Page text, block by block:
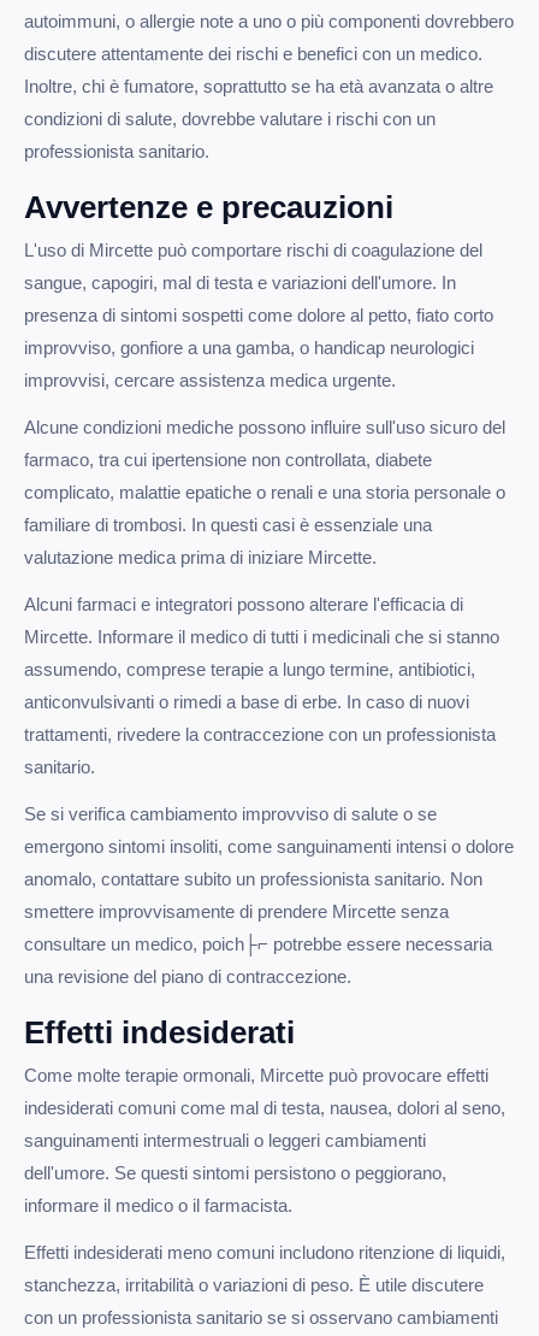
autoimmuni, o allergie note a uno o più componenti dovrebbero
discutere attentamente dei rischi e benefici con un medico.
Inoltre, chi è fumatore, soprattutto se ha età avanzata o altre
condizioni di salute, dovrebbe valutare i rischi con un
professionista sanitario.
Avvertenze e precauzioni
L'uso di Mircette può comportare rischi di coagulazione del
sangue, capogiri, mal di testa e variazioni dell'umore. In
presenza di sintomi sospetti come dolore al petto, fiato corto
improvviso, gonfiore a una gamba, o handicap neurologici
improvvisi, cercare assistenza medica urgente.
Alcune condizioni mediche possono influire sull'uso sicuro del
farmaco, tra cui ipertensione non controllata, diabete
complicato, malattie epatiche o renali e una storia personale o
familiare di trombosi. In questi casi è essenziale una
valutazione medica prima di iniziare Mircette.
Alcuni farmaci e integratori possono alterare l'efficacia di
Mircette. Informare il medico di tutti i medicinali che si stanno
assumendo, comprese terapie a lungo termine, antibiotici,
anticonvulsivanti o rimedi a base di erbe. In caso di nuovi
trattamenti, rivedere la contraccezione con un professionista
sanitario.
Se si verifica cambiamento improvviso di salute o se
emergono sintomi insoliti, come sanguinamenti intensi o dolore
anomalo, contattare subito un professionista sanitario. Non
smettere improvvisamente di prendere Mircette senza
consultare un medico, poich├⌐ potrebbe essere necessaria
una revisione del piano di contraccezione.
Effetti indesiderati
Come molte terapie ormonali, Mircette può provocare effetti
indesiderati comuni come mal di testa, nausea, dolori al seno,
sanguinamenti intermestruali o leggeri cambiamenti
dell'umore. Se questi sintomi persistono o peggiorano,
informare il medico o il farmacista.
Effetti indesiderati meno comuni includono ritenzione di liquidi,
stanchezza, irritabilità o variazioni di peso. È utile discutere
con un professionista sanitario se si osservano cambiamenti